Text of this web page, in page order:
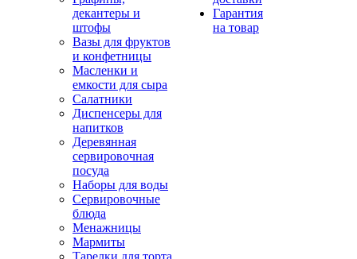
декантеры и
штофы
Вазы для фруктов
и конфетницы
Масленки и
емкости для сыра
Салатники
Диспенсеры для
напитков
Деревянная
сервировочная
посуда
Наборы для воды
Сервировочные
блюда
Менажницы
Мармиты
Тарелки для торта
Гарантия
на товар